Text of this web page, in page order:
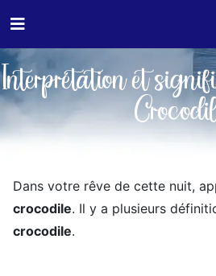
Interprétation et
Dans votre rêve de cette nuit,
crocodile. Il y a plusieurs
crocodile.